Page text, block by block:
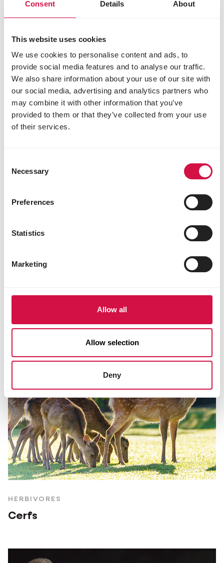
Consent Details About
This website uses cookies
We use cookies to personalise content and ads, to
provide social media features and to analyse our traffic.
We also share information about your use of our site with
our social media, advertising and analytics partners who
may combine it with other information that you’ve
provided to them or that they’ve collected from your use
of their services.
Selection
Necessary
Preferences
Statistics
Marketing
Allow all
Allow selection
Deny
HERBIVORES
Cerfs